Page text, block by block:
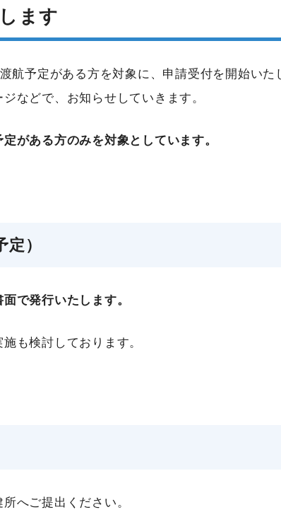
ます
航予定がある方を対象に、申請受付を開始いた
などで、お知らせしていきます。
がある方のみを対象としています。
）
で発行いたします。
も検討しております。
へご提出ください。